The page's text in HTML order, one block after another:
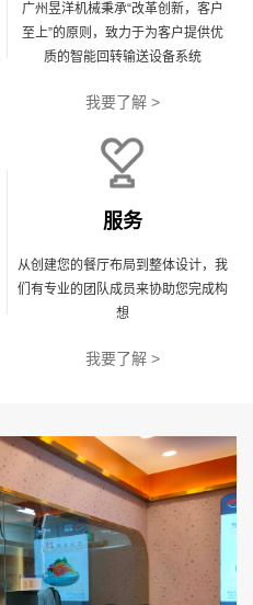
广州昱洋机械秉承“改革创新，客户
至上”的原则，致力于为客户提供优
质的智能回转输送设备系统
我要了解 >
服务
从创建您的餐厅布局到整体设计，我
们有专业的团队成员来协助您完成构
想
我要了解 >